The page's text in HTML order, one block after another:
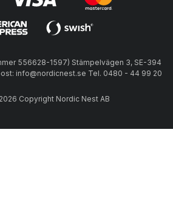
556628-1597) Stämpelvägen 3, SE-394
info@nordicnest.se Tel. 0480 - 44 99 20
Copyright Nordic Nest AB